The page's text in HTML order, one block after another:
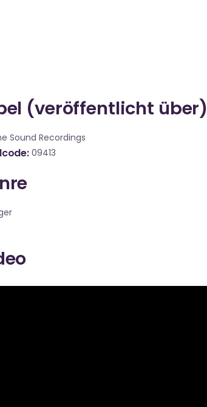
(veröffentlicht über)
Sound Recordings
09413